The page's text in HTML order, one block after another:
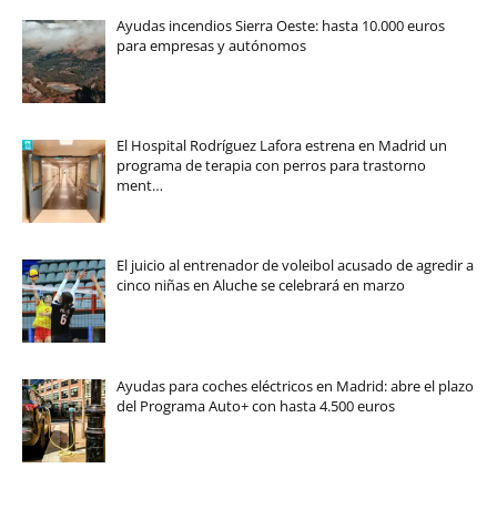
Ayudas incendios Sierra Oeste: hasta 10.000 euros
para empresas y autónomos
El Hospital Rodríguez Lafora estrena en Madrid un
programa de terapia con perros para trastorno
ment…
El juicio al entrenador de voleibol acusado de agredir a
cinco niñas en Aluche se celebrará en marzo
Ayudas para coches eléctricos en Madrid: abre el plazo
del Programa Auto+ con hasta 4.500 euros